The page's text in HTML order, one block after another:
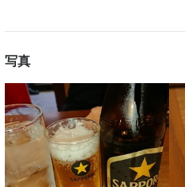
写真
法人名・事業者名
株式会社ケイジーフーズ
最終更新日2026/07/28